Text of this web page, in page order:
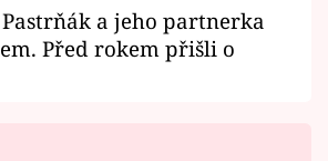
a jeho partnerka
Před rokem přišli o